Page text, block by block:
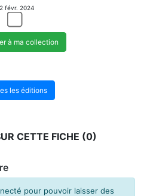
févr. 2024
à ma collection
les éditions
CETTE FICHE (0)
pour pouvoir laisser des